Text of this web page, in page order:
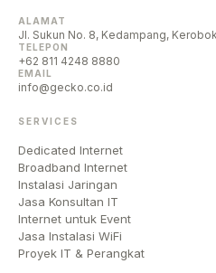
ALAMAT
Jl. Sukun No. 8, Kedampang,
TELEPON
+62 811 4248 8880
EMAIL
info@gecko.co.id
SERVICES
Dedicated Internet
Broadband Internet
Instalasi Jaringan
Jasa Konsultan IT
Internet untuk Event
Jasa Instalasi WiFi
Proyek IT & Perangkat